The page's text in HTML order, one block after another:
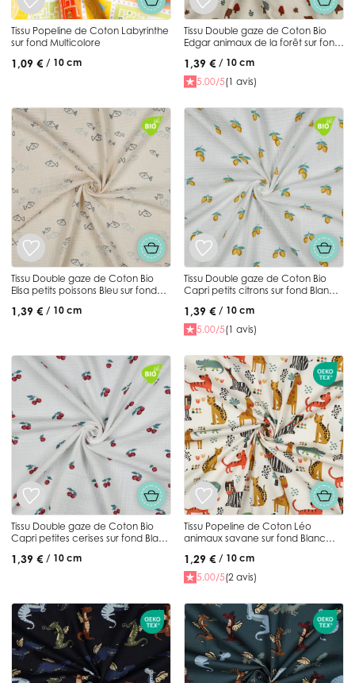
Tissu Popeline de Coton Labyrinthe
sur fond Multicolore
1,09 € / 10 cm
Tissu Double gaze de Coton Bio
Edgar animaux de la forêt sur fond
1,39 € / 10 cm
5.00/5(1 avis)
Tissu Double gaze de Coton Bio
Elisa petits poissons Bleu sur fond
1,39 € / 10 cm
Tissu Double gaze de Coton Bio
Capri petits citrons sur fond Blanc
1,39 € / 10 cm
5.00/5(1 avis)
Tissu Double gaze de Coton Bio
Capri petites cerises sur fond Blanc
1,39 € / 10 cm
Tissu Popeline de Coton Léo
animaux savane sur fond Blanc
1,29 € / 10 cm
5.00/5(2 avis)